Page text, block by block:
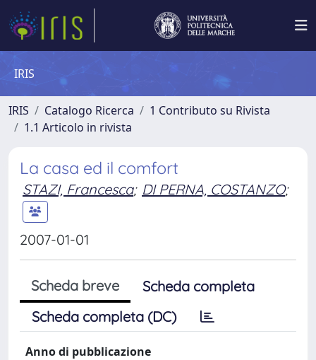
IRIS
IRIS Catalogo Ricerca
1 Contributo su Rivista
1.1 Articolo in rivista
La casa ed il comfort
STAZI, Francesca; DI PERNA, COSTANZO;
2007-01-01
Scheda breve
Scheda completa
Scheda completa (DC)
Anno di pubblicazione